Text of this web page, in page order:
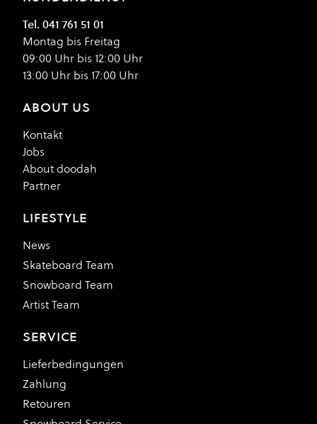
Tel. 041 761 51 01
Montag bis Freitag
09:00 Uhr bis 12:00 Uhr
13:00 Uhr bis 17:00 Uhr
ABOUT US
Kontakt
Jobs
About doodah
Partner
LIFESTYLE
News
Skateboard Team
Snowboard Team
Artist Team
SERVICE
Lieferbedingungen
Zahlung
Retouren